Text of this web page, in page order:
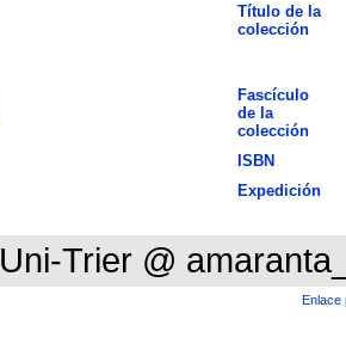
Título de la
colección
Fascículo
de la
colección
ISBN
Expedición
Uni-Trier @
Enlace